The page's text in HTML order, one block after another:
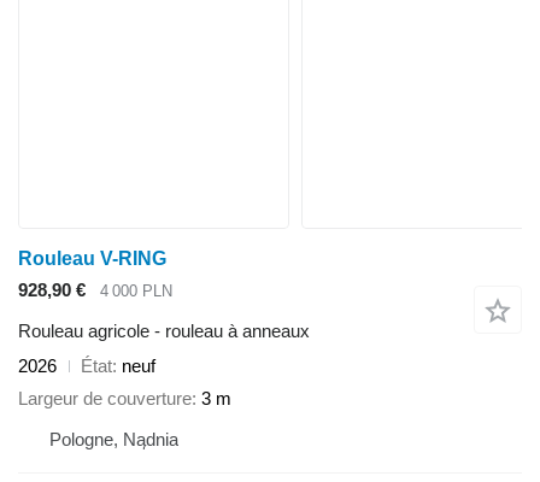
Rouleau V-RING
928,90 €
4 000 PLN
Rouleau agricole - rouleau à anneaux
2026
État neuf
Largeur de couverture 3 m
Pologne, Nądnia